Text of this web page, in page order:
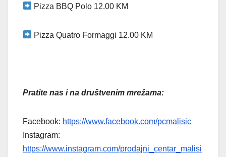
Pizza BBQ Polo 12.00 KM
Pizza Quatro Formaggi 12.00 KM
Pratite nas i na društvenim mrežama:
Facebook: https://www.facebook.com/pcmalisic
Instagram:
https://www.instagram.com/prodajni_centar_malisi